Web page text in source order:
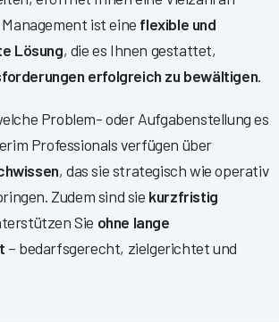
ist eine flexible und
Lösung, die es Ihnen gestattet,
erfolgreich zu bewältigen.
Problem- oder Aufgabenstellung es
Professionals verfügen über
, das sie strategisch wie operativ
Zudem sind sie kurzfristig
Sie ohne lange
– bedarfsgerecht, zielgerichtet und